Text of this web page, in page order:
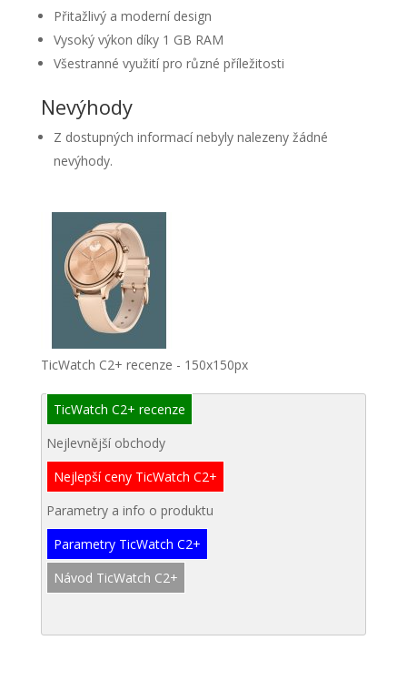
Přitažlivý a moderní design
Vysoký výkon díky 1 GB RAM
Všestranné využití pro různé příležitosti
Nevýhody
Z dostupných informací nebyly nalezeny žádné
nevýhody.
TicWatch C2+ recenze - 150x150px
TicWatch C2+ recenze
Nejlevnější obchody
Nejlepší ceny TicWatch C2+
Parametry a info o produktu
Parametry TicWatch C2+
Návod TicWatch C2+